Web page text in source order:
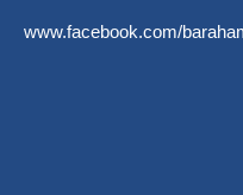
www.facebook.com/